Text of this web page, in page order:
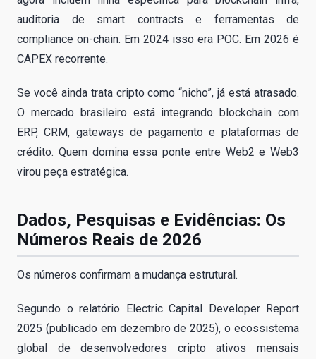
auditoria de smart contracts e ferramentas de
compliance on-chain. Em 2024 isso era POC. Em 2026 é
CAPEX recorrente.
Se você ainda trata cripto como “nicho”, já está atrasado.
O mercado brasileiro está integrando blockchain com
ERP, CRM, gateways de pagamento e plataformas de
crédito. Quem domina essa ponte entre Web2 e Web3
virou peça estratégica.
Dados, Pesquisas e Evidências: Os
Números Reais de 2026
Os números confirmam a mudança estrutural.
Segundo o relatório Electric Capital Developer Report
2025 (publicado em dezembro de 2025), o ecossistema
global de desenvolvedores cripto ativos mensais